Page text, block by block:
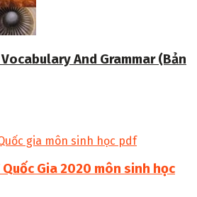
And Grammar (Bản
Gia 2020 môn sinh học